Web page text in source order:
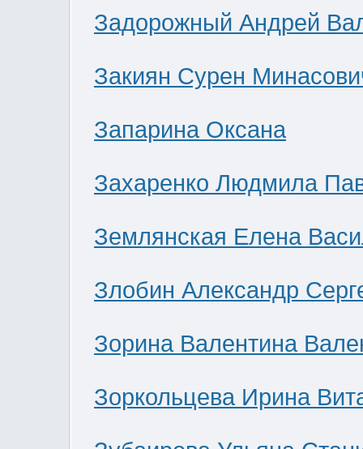
Задорожный Андрей
Закиян Сурен
Запарина Оксана
Захаренко Людмила
Землянская Елена
Злобин Александр
Зорина Валентина
Зоркольцева Ирина